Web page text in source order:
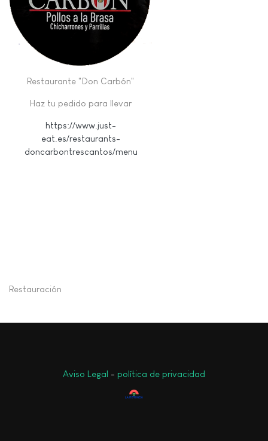
Restaurante "Don Carbón"
Haz tu pedido para llevar
https://www.just-
eat.es/restaurants-
doncarbontrescantos/menu
Restauración
Aviso Legal - política de privacidad